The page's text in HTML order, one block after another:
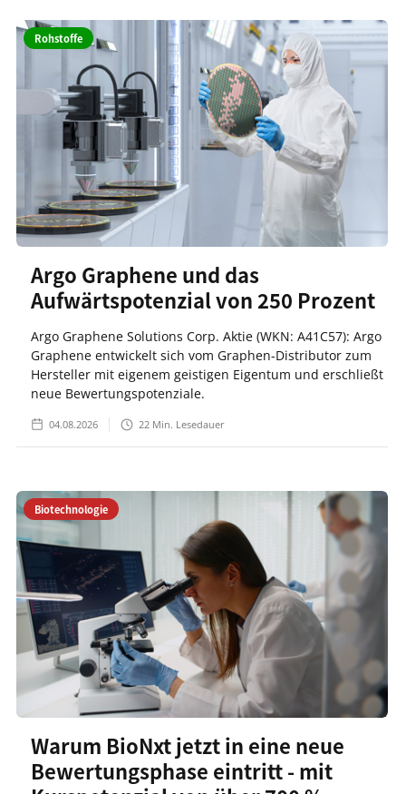
Rohstoffe
Argo Graphene und das
Aufwärtspotenzial von 250 Prozent
Argo Graphene Solutions Corp. Aktie (WKN: A41C57): Argo
Graphene entwickelt sich vom Graphen-Distributor zum
Hersteller mit eigenem geistigen Eigentum und erschließt
neue Bewertungspotenziale.
04.08.2026 22 Min. Lesedauer
Biotechnologie
Warum BioNxt jetzt in eine neue
Bewertungsphase eintritt - mit